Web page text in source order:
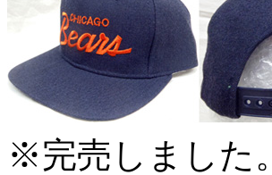
※完売しました。